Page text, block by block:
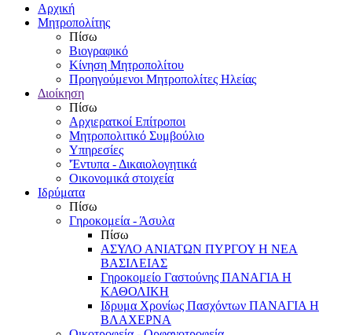
Αρχική
Μητροπολίτης
Πίσω
Βιογραφικό
Κίνηση Μητροπολίτου
Προηγούμενοι Μητροπολίτες Ηλείας
Διοίκηση
Πίσω
Αρχιερατκοί Επίτροποι
Μητροπολιτικό Συμβούλιο
Υπηρεσίες
'Έντυπα - Δικαιολογητικά
Οικονομικά στοιχεία
Ιδρύματα
Πίσω
Γηροκομεία - Άσυλα
Πίσω
ΑΣΥΛΟ ΑΝΙΑΤΩΝ ΠΥΡΓΟΥ Η ΝΕΑ
ΒΑΣΙΛΕΙΑΣ
Γηροκομείο Γαστούνης ΠΑΝΑΓΙΑ Η
ΚΑΘΟΛΙΚΗ
Ιδρυμα Χρονίως Πασχόντων ΠΑΝΑΓΙΑ Η
ΒΛΑΧΕΡΝΑ